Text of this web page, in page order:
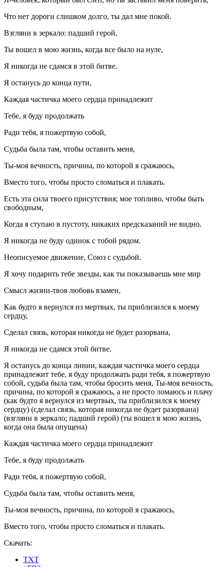
Что нет дороги слишком долго, ты дал мне покой.
Взгляни в зеркало: падший герой,
Ты вошел в мою жизнь, когда все было на нуле,
Я никогда не сдамся в этой битве.
Я останусь до конца пути,
Каждая частичка моего сердца принадлежит
Тебе, я буду продолжать
Ради тебя, я пожертвую собой,
Судьба была там, чтобы оставить меня,
Ты-моя вечность, причина, по которой я сражаюсь,
Вместо того, чтобы просто сломаться и плакать.
Есть эта сила твоего присутствия; мое топливо, чтобы быть
свободным,
Когда я ступаю в пустоту, никаких предсказаний не видно.
Я никогда не буду одинок с тобой рядом.
Неописуемое движение, Союз с судьбой.
Я хочу подарить тебе звезды, как ты показываешь мне мир
Смысл жизни-твоя любовь взамен,
Как будто я вернулся из мертвых, ты приблизился к моему
сердцу,
Сделал связь, которая никогда не будет разорвана,
Я никогда не сдамся этой битве.
Я останусь до конца линии, каждая частичка моего сердца
принадлежит тебе, я буду продолжать ради тебя, я пожертвую
собой, судьба была там, чтобы бросить меня, Ты-моя вечность,
причина, по которой я сражаюсь, а не просто ломаюсь и плачу
(как будто я вернулся из мертвых, ты приблизился к моему
сердцу) (сделал связь, которая никогда не будет разорвана)
(взгляни в зеркало; падший герой) (ты вошел в мою жизнь,
когда она была опущена)
Каждая частичка моего сердца принадлежит
Тебе, я буду продолжать
Ради тебя, я пожертвую собой,
Судьба была там, чтобы оставить меня,
Ты-моя вечность, причина, по которой я сражаюсь,
Вместо того, чтобы просто сломаться и плакать.
Скачать:
TXT